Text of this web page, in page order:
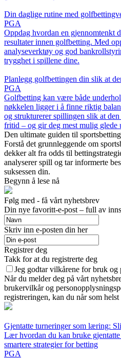
Din daglige rutine med
PGA
Oppdag hvordan en gjennomtenkt
resultater innen golfbetting. Med
analyseverktøy og god
trygghet i spillene dine.
Planlegg golfbettingen din slik at
PGA
Golfbetting kan være både
nøkkelen ligger i å finne riktig
og strukturerer spillingen slik at
fritid – og gir deg mest mulig glede
Den ultimate guiden til sportsbetting
Forstå det grunnleggende om
dekker alt fra odds til
analyserer spill og tar informerte
suksessen din.
Begynn å lese nå
Følg med - få vårt nyhetsbrev
Din nye favoritt-e-post – full av
Skriv inn e-posten din her
Registrer deg
Takk for at du registrerte deg
Jeg godtar vilkårene for bruk
Når du melder deg på vårt
brukervilkår og
registreringen, kan du når som
Gjentatte turneringer som læring:
Lær hvordan du kan bruke
smartere strategier for betting
PGA